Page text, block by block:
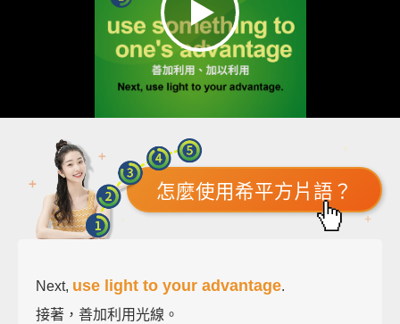
怎麼使用希平方片語？
Next, use light to your advantage.
接著，善加利用光線。